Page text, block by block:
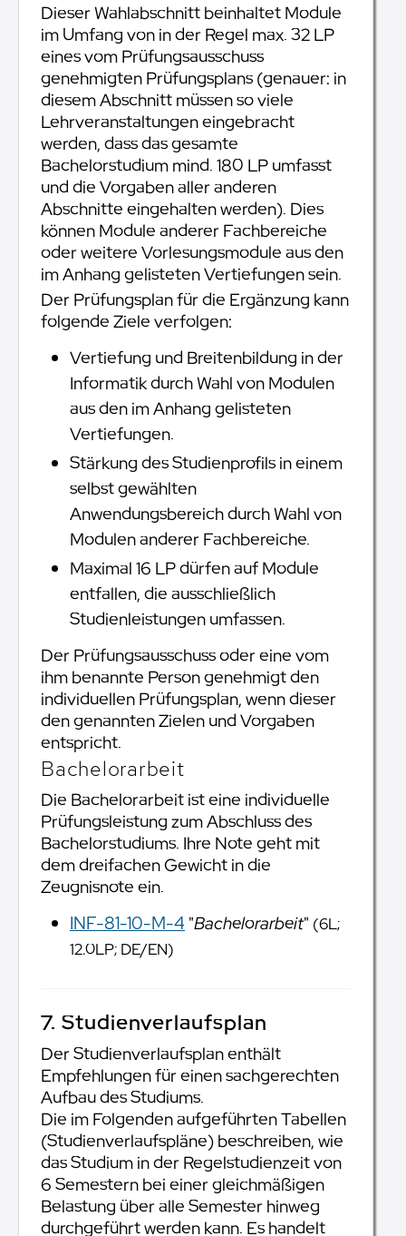
Dieser Wahlabschnitt beinhaltet Module
im Umfang von in der Regel max. 32 LP
eines vom Prüfungsausschuss
genehmigten Prüfungsplans (genauer: in
diesem Abschnitt müssen so viele
Lehrveranstaltungen eingebracht
werden, dass das gesamte
Bachelorstudium mind. 180 LP umfasst
und die Vorgaben aller anderen
Abschnitte eingehalten werden). Dies
können Module anderer Fachbereiche
oder weitere Vorlesungsmodule aus den
im Anhang gelisteten Vertiefungen sein.
Der Prüfungsplan für die Ergänzung kann
folgende Ziele verfolgen:
Vertiefung und Breitenbildung in der
Informatik durch Wahl von Modulen
aus den im Anhang gelisteten
Vertiefungen.
Stärkung des Studienprofils in einem
selbst gewählten
Anwendungsbereich durch Wahl von
Modulen anderer Fachbereiche.
Maximal 16 LP dürfen auf Module
entfallen, die ausschließlich
Studienleistungen umfassen.
Der Prüfungsausschuss oder eine vom
ihm benannte Person genehmigt den
individuellen Prüfungsplan, wenn dieser
den genannten Zielen und Vorgaben
entspricht.
Bachelorarbeit
Die Bachelorarbeit ist eine individuelle
Prüfungsleistung zum Abschluss des
Bachelorstudiums. Ihre Note geht mit
dem dreifachen Gewicht in die
Zeugnisnote ein.
INF-81-10-M-4 "Bachelorarbeit" (6L;
12.0LP; DE/EN)
7. Studienverlaufsplan
Der Studienverlaufsplan enthält
Empfehlungen für einen sachgerechten
Aufbau des Studiums.
Die im Folgenden aufgeführten Tabellen
(Studienverlaufspläne) beschreiben, wie
das Studium in der Regelstudienzeit von
6 Semestern bei einer gleichmäßigen
Belastung über alle Semester hinweg
durchgeführt werden kann. Es handelt